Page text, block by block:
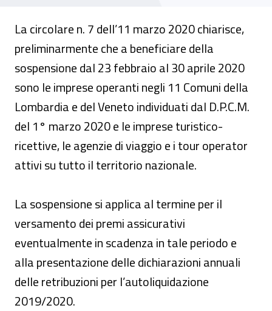
La circolare n. 7 dell’11 marzo 2020 chiarisce,
preliminarmente che a beneficiare della
sospensione dal 23 febbraio al 30 aprile 2020
sono le imprese operanti negli 11 Comuni della
Lombardia e del Veneto individuati dal D.P.C.M.
del 1° marzo 2020 e le imprese turistico-
ricettive, le agenzie di viaggio e i tour operator
attivi su tutto il territorio nazionale.
La sospensione si applica al termine per il
versamento dei premi assicurativi
eventualmente in scadenza in tale periodo e
alla presentazione delle dichiarazioni annuali
delle retribuzioni per l’autoliquidazione
2019/2020.